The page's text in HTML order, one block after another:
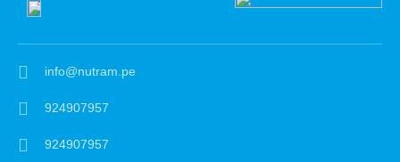
info@nutram.pe
924907957
924907957